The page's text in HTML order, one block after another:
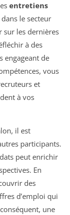
entretiens
le secteur
sur les dernières
à des
engageant de
, vous
et
à vos
il est
participants.
peut enrichir
En
des
d’emploi qui
une